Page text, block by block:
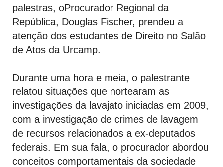
palestras, oProcurador Regional da
República, Douglas Fischer, prendeu a
atenção dos estudantes de Direito no Salão
de Atos da Urcamp.
Durante uma hora e meia, o palestrante
relatou situações que nortearam as
investigações da lavajato iniciadas em 2009,
com a investigação de crimes de lavagem
de recursos relacionados a ex-deputados
federais. Em sua fala, o procurador abordou
conceitos comportamentais da sociedade